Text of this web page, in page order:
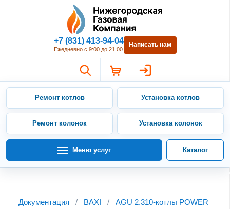
Нижегородская Газовая
+7 (831) 413-94-04
Ежедневно с 9:00 до 21:00
Написать нам
Ремонт котлов Установка котлов
Ремонт колонок Установка колонок
Меню услуг Каталог
Документация / BAXI /
AGU 2.310-котлы POWER